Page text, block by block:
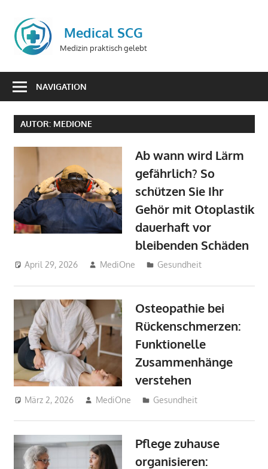
Inhalt
springen
Medical SCG
Medizin praktisch gelebt
NAVIGATION
AUTOR: MEDIONE
Ab wann wird Lärm
gefährlich? So
schützen Sie Ihr
Gehör mit Otoplastik
dauerhaft vor
bleibenden Schäden
April 29, 2026 MediOne Gesundheit
Osteopathie bei
Rückenschmerzen:
Funktionelle
Zusammenhänge
verstehen
März 2, 2026 MediOne Gesundheit
Pflege zuhause
organisieren: